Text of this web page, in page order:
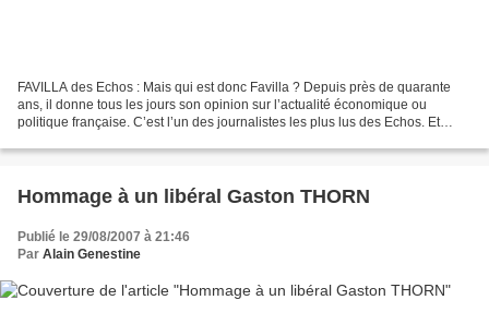
FAVILLA des Echos : Mais qui est donc Favilla ? Depuis près de quarante
ans, il donne tous les jours son opinion sur l’actualité économique ou
politique française. C’est l’un des journalistes les plus lus des Echos. Et
Hommage à un libéral Gaston THORN
Publié le 29/08/2007 à 21:46
Par Alain Genestine